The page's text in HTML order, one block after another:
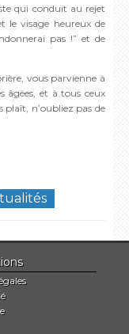
qui conduit au rejet
le visage heureux de
pas !” et de
vous parvienne à
âgées, et à tous ceux
plaît, n’oubliez pas de